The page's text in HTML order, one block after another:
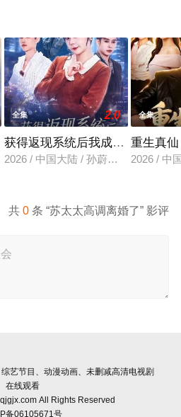
城玮
全集 2.0
获得返现系统后我成了万人迷
2026 / 中国大陆 / 孙蔚琳＆魏胜奇
全集
重生真
2026 / 中
共0 条 “苏太太高调离婚了” 影评
艺节目、动漫动画、未删减高清电视剧
在线观看
All Rights Reserved
备06105671号